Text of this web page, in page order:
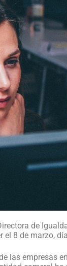
de
8 de marzo,
las empresas